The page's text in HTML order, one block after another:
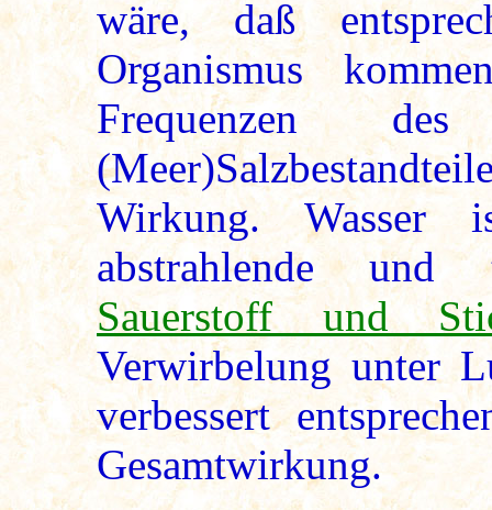
wäre, daß
Organismus
Frequenzen
Wirkung. Wasser
abstrahlende und
Sauerstoff und
Verwirbelung unter
verbessert
Gesamtwirkung.